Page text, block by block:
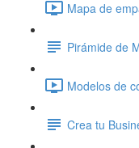
Mapa de
Pirámide de
Modelos de
Crea tu